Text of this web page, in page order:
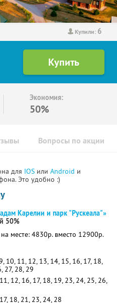
Купили: 6
Экономия:
50%
Вопросы по акции
для IOS или Android и
Это удобно :)
Карелии и парк "Рускеала"»
50%
месте: 4830р. вместо 12900р.
10, 11, 12, 13, 14, 15, 16, 17, 18,
27, 28, 29
12, 16, 17, 18, 19, 23, 24, 25, 26,
18, 21, 23, 24, 28